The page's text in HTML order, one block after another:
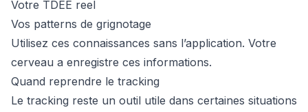
Votre TDEE reel
Vos patterns de grignotage
Utilisez ces connaissances sans l’application. Votre
cerveau a enregistre ces informations.
Quand reprendre le tracking
Le tracking reste un outil utile dans certaines situations